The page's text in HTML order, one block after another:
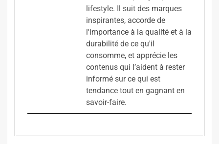
lifestyle. Il suit des marques
inspirantes, accorde de
l'importance à la qualité et à la
durabilité de ce qu'il
consomme, et apprécie les
contenus qui l’aident à rester
informé sur ce qui est
tendance tout en gagnant en
savoir-faire.